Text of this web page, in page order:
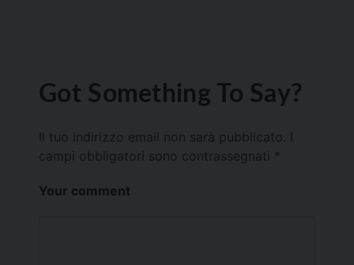
Got Something To Say?
Il tuo indirizzo email non sarà pubblicato.
campi obbligatori sono contrassegnati *
Your comment